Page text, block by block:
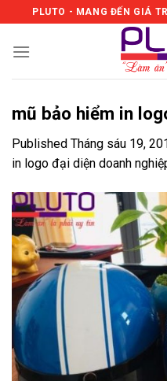
to
content
PLUTO - MANG ĐẾN GIÁ
mũ bảo hiểm in
Published Tháng sáu 19,
in logo đại diện doanh